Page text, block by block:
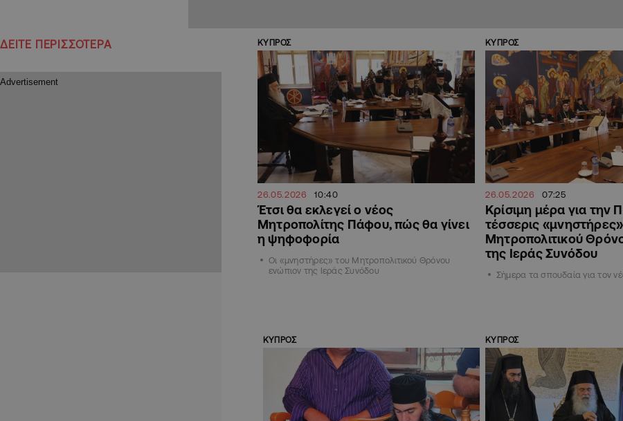
ΔΕΙΤΕ ΠΕΡΙΣΣΟΤΕΡΑ ΚΥΠΡΟΣ
26.05.2026 10:40
Έτσι θα εκλεγεί ο νέος
Μητροπολίτης Πάφου, πώς θα γίνει
η ψηφοφορία
Οι «μνηστήρες» του Μητροπολιτικού Θρόνου
ενώπιον της Ιεράς Συνόδου
ΚΥΠΡΟΣ
26.05.2026 07:25
Κρίσιμη μέρα για την
τέσσερις
Μητροπολιτικού
της Ιεράς Συνόδου
Σήμερα τα σπουδαία για τον
ΚΥΠΡΟΣ ΚΥΠΡΟΣ